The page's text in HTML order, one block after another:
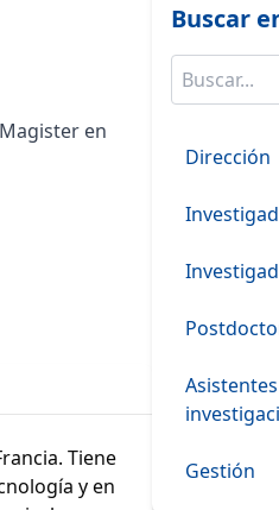
en
Tiene
y en
Buscar
Dirección
Gestión